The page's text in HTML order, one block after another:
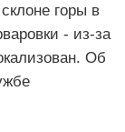
горы в
- из-за
Об